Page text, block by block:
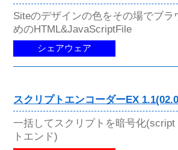
Siteのデザインの色をその場でブラ
めのHTML&JavaScriptFile
シェアウェア
スクリプトエンコーダーEX
一括してスクリプトを暗号化(script
トエンド)